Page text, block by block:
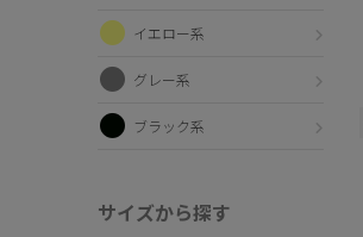
イエロー系
グレー系
ブラック系
サイズから探す